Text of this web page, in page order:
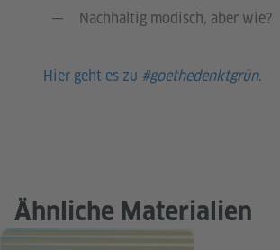
Nachhaltig modisch, aber wie?
Hier geht es zu #goethedenktgrün.
Ähnliche Materialien